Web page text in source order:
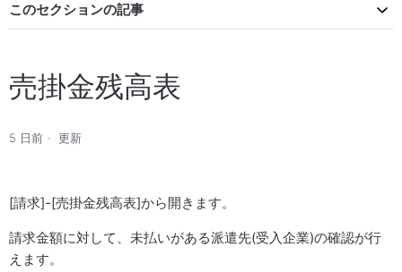
このセクションの記事
売掛金残高表
5 日前 更新
[請求]-[売掛金残高表]から開きます。
請求金額に対して、未払いがある派遣先(受入企業)の確認が行
えます。